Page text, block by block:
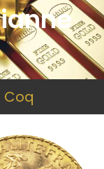
Coq